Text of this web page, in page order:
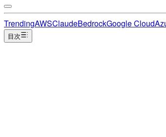
TrendingAWSClaudeBedrockGoogle Cloud
目次